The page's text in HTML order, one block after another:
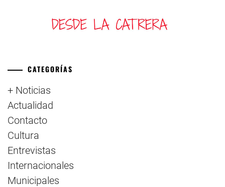
CATEGORÍAS
+ Noticias
Actualidad
Contacto
Cultura
Entrevistas
Internacionales
Municipales